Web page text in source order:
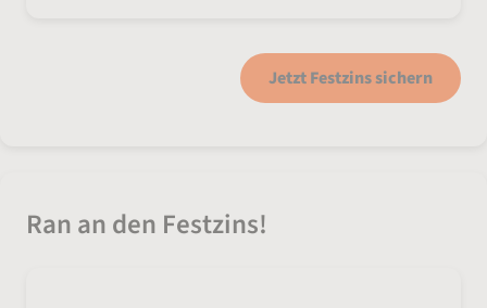
Jetzt Festzins sichern
Ran an den Festzins!